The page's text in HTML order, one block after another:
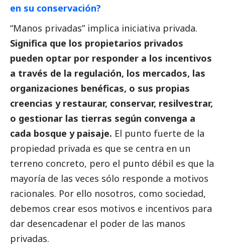
en su conservación?
“Manos privadas” implica iniciativa privada.
Significa que los propietarios privados
pueden optar por responder a los incentivos
a través de la regulación, los mercados, las
organizaciones benéficas, o sus propias
creencias y restaurar, conservar, resilvestrar,
o gestionar las tierras según convenga a
cada bosque y paisaje. El punto fuerte de la
propiedad privada es que se centra en un
terreno concreto, pero el punto débil es que la
mayoría de las veces sólo responde a motivos
racionales. Por ello nosotros, como sociedad,
debemos crear esos motivos e incentivos para
dar desencadenar el poder de las manos
privadas.